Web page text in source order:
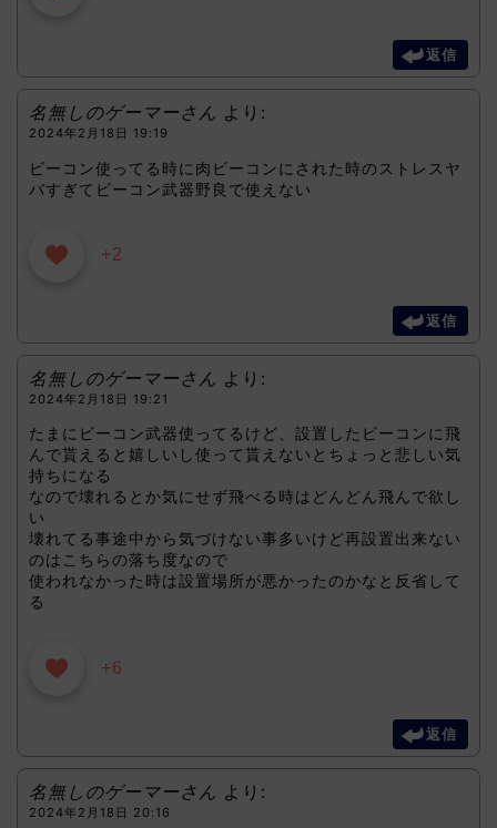
返信
名無しのゲーマーさん より:
2024年2月18日 19:19
ビーコン使ってる時に肉ビーコンにされた時のストレスヤ
バすぎてビーコン武器野良で使えない
+2
返信
名無しのゲーマーさん より:
2024年2月18日 19:21
たまにビーコン武器使ってるけど、設置したビーコンに飛
んで貰えると嬉しいし使って貰えないとちょっと悲しい気
持ちになる
なので壊れるとか気にせず飛べる時はどんどん飛んで欲し
い
壊れてる事途中から気づけない事多いけど再設置出来ない
のはこちらの落ち度なので
使われなかった時は設置場所が悪かったのかなと反省して
る
+6
返信
名無しのゲーマーさん より:
2024年2月18日 20:16